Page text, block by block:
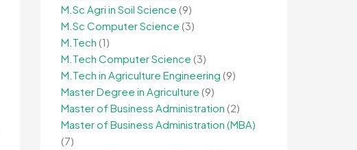
M.Sc Agri in Soil Science (9)
M.Sc Computer Science (3)
M.Tech (1)
M.Tech Computer Science (3)
M.Tech in Agriculture Engineering (9)
Master Degree in Agriculture (9)
Master of Business Administration (2)
Master of Business Administration (MBA)
(7)